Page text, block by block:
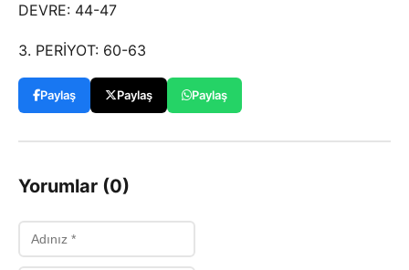
DEVRE: 44-47
3. PERİYOT: 60-63
Paylaş Paylaş Paylaş
Yorumlar (0)